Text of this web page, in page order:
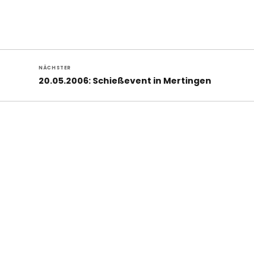
NÄCHSTER
Nächster
20.05.2006: Schießevent in Mertingen